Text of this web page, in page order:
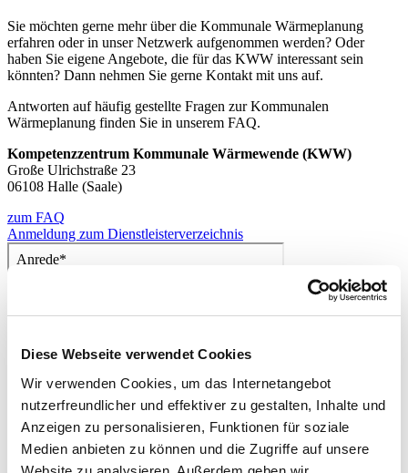
Diese Webseite verwendet Cookies
Wir verwenden Cookies, um das Internetangebot
nutzerfreundlicher und effektiver zu gestalten, Inhalte und
Anzeigen zu personalisieren, Funktionen für soziale
Medien anbieten zu können und die Zugriffe auf unsere
Sie möchten gerne mehr über die Kommunale Wärmeplanung
erfahren oder in unser Netzwerk aufgenommen werden? Oder
haben Sie eigene Angebote, die für das KWW interessant sein
könnten? Dann nehmen Sie gerne Kontakt mit uns auf.
Antworten auf häufig gestellte Fragen zur Kommunalen
Wärmeplanung finden Sie in unserem FAQ.
Kompetenzzentrum Kommunale Wärmewende (KWW)
Große Ulrichstraße 23
06108 Halle (Saale)
zum FAQ
Anmeldung zum Dienstleisterverzeichnis